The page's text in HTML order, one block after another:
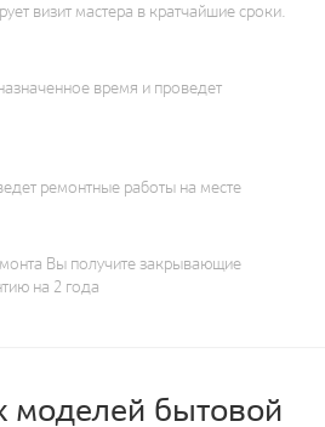
визит мастера в кратчайшие сроки.
время и проведет
ремонтные работы на месте
Вы получите закрывающие
на 2 года
моделей бытовой